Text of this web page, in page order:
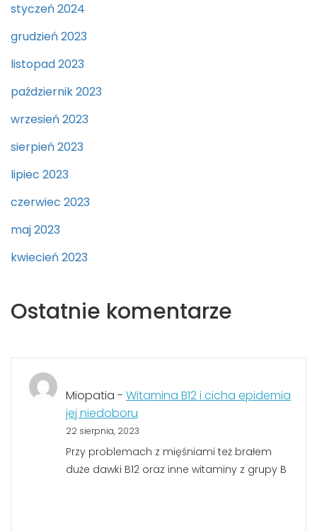
styczeń 2024
grudzień 2023
listopad 2023
październik 2023
wrzesień 2023
sierpień 2023
lipiec 2023
czerwiec 2023
maj 2023
kwiecień 2023
Ostatnie komentarze
Miopatia - Witamina B12 i cicha epidemia
jej niedoboru
22 sierpnia, 2023
Przy problemach z mięśniami też brałem
duże dawki B12 oraz inne witaminy z grupy B